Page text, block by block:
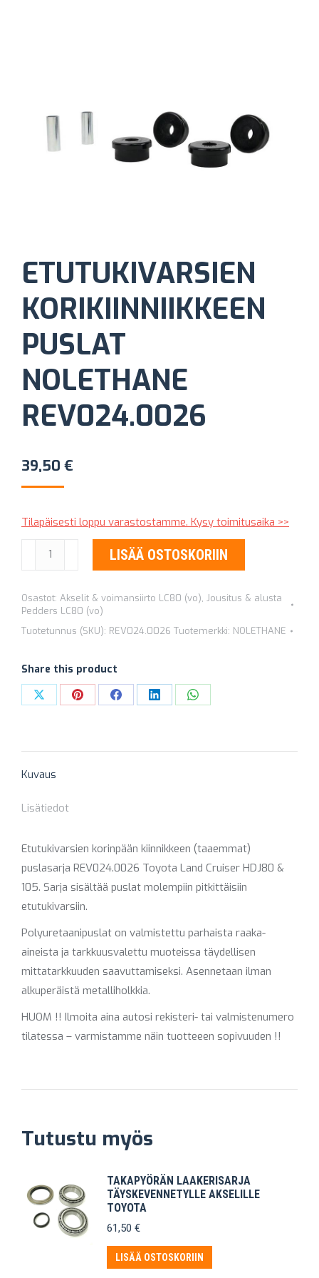
ETUTUKIVARSIEN
KORIKIINNIIKKEEN
PUSLAT
NOLETHANE
REV024.0026
39,50 €
Tilapäisesti loppu varastostamme. Kysy toimitusaika >>
ETUTUKIVARSIEN
KORIKIINNIIKKEEN
NOLETHANE
REV024.0026
LISÄÄ OSTOSKORIIN
Osastot: Akselit & voimansiirto LC80 (vo), Jousitus & alusta
Pedders LC80 (vo)
Tuotetunnus (SKU): REV024.0026 Tuotemerkki: NOLETHANE
Share this product
Share Share Share Share Share
Kuvaus
Lisätiedot
Etutukivarsien korinpään kiinnikkeen (taaemmat)
puslasarja REV024.0026 Toyota Land Cruiser HDJ80 &
105. Sarja sisältää puslat molempiin pitkittäisiin
etutukivarsiin.
Polyuretaanipuslat on valmistettu parhaista raaka-
aineista ja tarkkuusvalettu muoteissa täydellisen
mittatarkkuuden saavuttamiseksi. Asennetaan ilman
alkuperäistä metalliholkkia.
HUOM !! Ilmoita aina autosi rekisteri- tai valmistenumero
tilatessa – varmistamme näin tuotteeen sopivuuden !!
Tutustu myös
TAKAPYÖRÄN LAAKERISARJA
TÄYSKEVENNETYLLE AKSELILLE
TOYOTA
61,50 €
LISÄÄ OSTOSKORIIN